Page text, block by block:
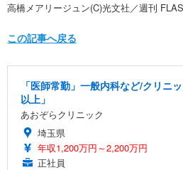
高橋メアリージュン(C)光文社／週刊
この記事へ戻る
「医師常勤」一般内科など/クリニ
以上」
あおぞらクリニック
埼玉県
年収1,200万円～2,200万円
正社員